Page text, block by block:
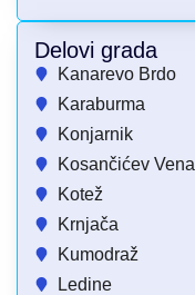
Delovi grada
Kanarevo Brdo
Karaburma
Konjarnik
Kosančićev
Kotež
Krnjača
Kumodraž
Ledine